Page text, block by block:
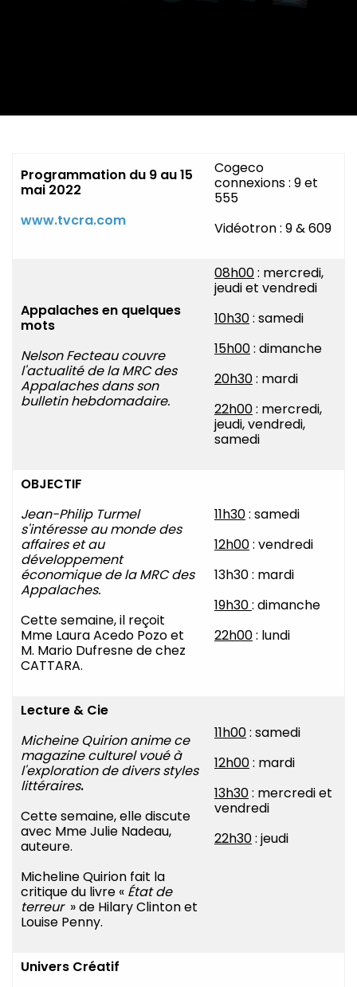
Programmation du 9 au 15
mai 2022
www.tvcra.com
Cogeco
connexions : 9 et
555
Vidéotron : 9 & 609
Appalaches en quelques
mots
Nelson Fecteau couvre
l'actualité de la MRC des
Appalaches dans son
bulletin hebdomadaire.
08h00: mercredi,
jeudi et vendredi
10h30: samedi
15h00: dimanche
20h30: mardi
22h00: mercredi,
jeudi, vendredi,
samedi
OBJECTIF
Jean-Philip Turmel
s'intéresse au monde des
affaires et au
développement
économique de la MRC des
Appalaches.
Cette semaine, il reçoit
Mme Laura Acedo Pozo et
M. Mario Dufresne de chez
CATTARA.
11h30: samedi
12h00: vendredi
13h30 : mardi
19h30: dimanche
22h00: lundi
Lecture & Cie
Micheine Quirionanime ce
magazine culturel voué à
l'exploration de divers styles
littéraires.
Cette semaine, elle discute
avec Mme Julie Nadeau,
auteure.
Micheline Quirion fait la
critique du livre « État de
terreur » de Hilary Clinton et
Louise Penny.
11h00: samedi
12h00: mardi
13h30: mercredi et
vendredi
22h30: jeudi
Univers Créatif